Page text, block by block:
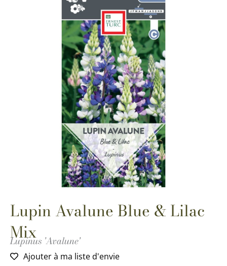
Lupin Avalune Blue & Lilac
Mix
Lupinus 'Avalune'
Ajouter à ma liste d'envie